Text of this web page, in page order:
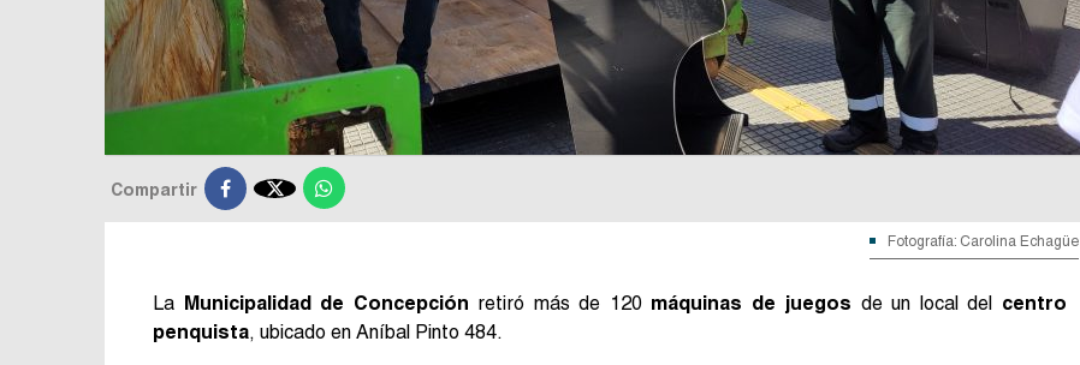
Compartir 
Fotografía: Carolina Echagüe
La Municipalidad de Concepción retiró más de 120 máquinas de juegos de un local del centro
penquista, ubicado en Aníbal Pinto 484.